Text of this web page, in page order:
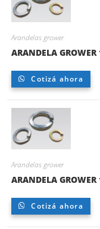
Arandelas grower
ARANDELA
Cotizá ahora
Arandelas grower
ARANDELA
Cotizá ahora